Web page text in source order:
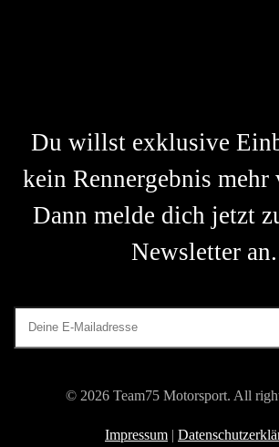
Du willst exklusive
kein Rennergebnis mehr
Dann melde dich jetzt
Newsletter an.
© 2026 Team75 Motorsport. All
Impressum |